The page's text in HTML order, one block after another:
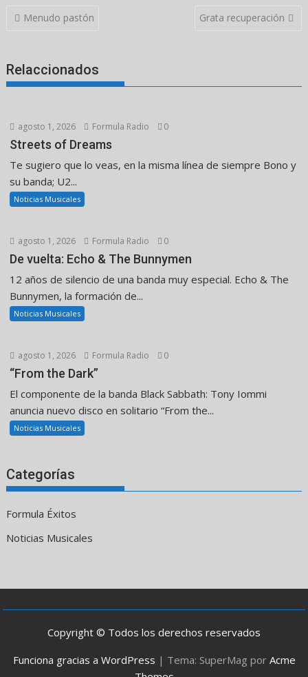
Navegación
Menudo pastón Grata recuperación
Relaccionados
agosto 1, 2026 Formula Radio 0
Streets of Dreams
Te sugiero que lo veas, en la misma línea de siempre Bono y
su banda; U2...
Noticias Musicales
agosto 1, 2026 Formula Radio 0
De vuelta: Echo & The Bunnymen
12 años de silencio de una banda muy especial. Echo & The
Bunnymen, la formación de...
Noticias Musicales
agosto 1, 2026 Formula Radio 0
“From the Dark”
El componente de la banda Black Sabbath: Tony Iommi
anuncia nuevo disco en solitario “From the...
Noticias Musicales
Categorías
Formula Éxitos
Noticias Musicales
Copyright © Todos los derechos reservados
Funciona gracias a WordPress | Tema: SuperMag por Acme